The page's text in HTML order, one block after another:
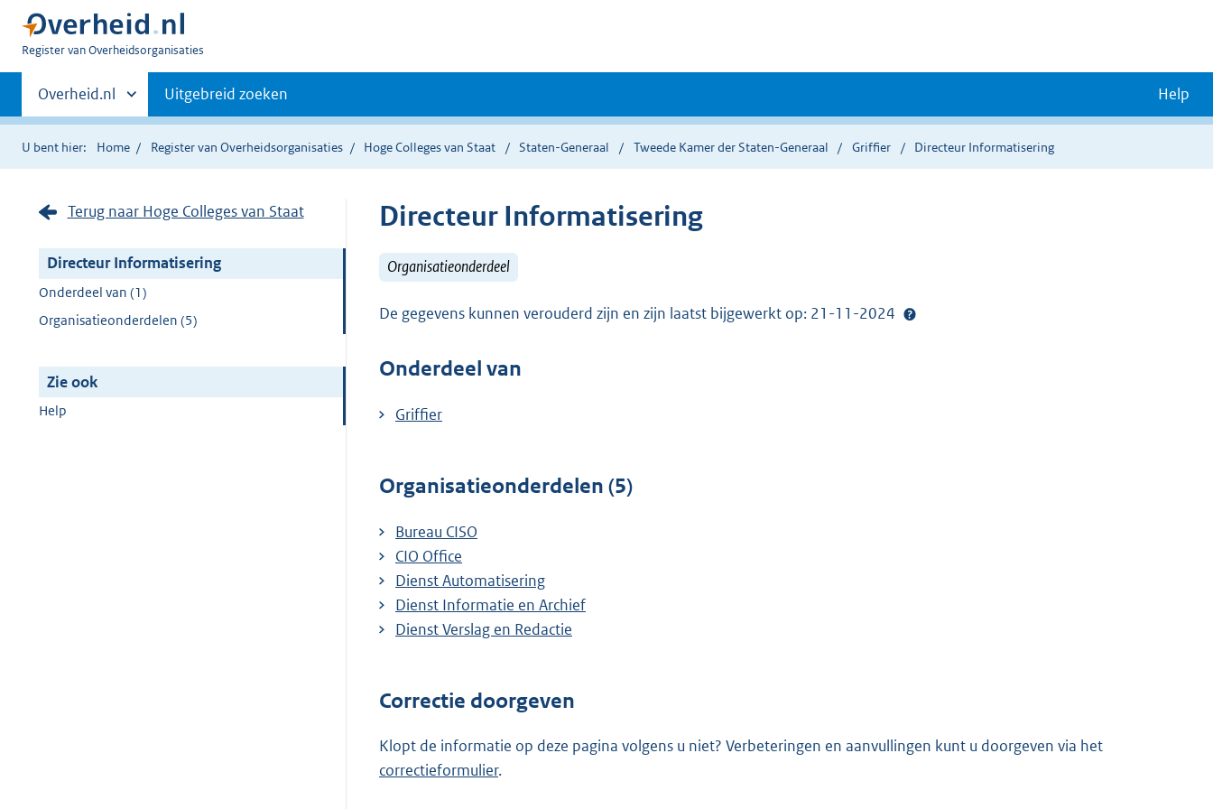
U
Register van Overheidsorganisaties
Primaire
navigatie
Andere
sites
binnen
Overheid.nl Uitgebreid zoeken Help
U bent hier: Home Register van Overheidsorganisaties Hoge Colleges van Staat Staten-Generaal Tweede Kamer der Staten-Generaal Griffier Directeur Informatisering
Terug naar Hoge Colleges van Staat
Directeur Informatisering
Onderdeel van (1)
Organisatieonderdelen (5)
Zie ook
Help
Directeur Informatisering
Organisatieonderdeel
De gegevens kunnen verouderd zijn en zijn laatst bijgewerkt op: 21-11-2024
Onderdeel van
Griffier
Organisatieonderdelen (5)
Bureau CISO
CIO Office
Dienst Automatisering
Dienst Informatie en Archief
Dienst Verslag en Redactie
Correctie doorgeven
Klopt de informatie op deze pagina volgens u niet? Verbeteringen en aanvullingen kunt u doorgeven via het
correctieformulier.